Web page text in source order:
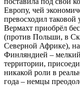
Европу, чей
превосходил
Вермахт приобрёл
(против Польши, в
Северной Африке),
Финляндией –
территории,
никакой роли в
года – немцы